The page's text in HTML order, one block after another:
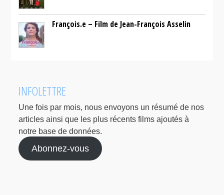
François.e – Film de Jean-François Asselin
INFOLETTRE
Une fois par mois, nous envoyons un résumé de nos
articles ainsi que les plus récents films ajoutés à
notre base de données.
Abonnez-vous